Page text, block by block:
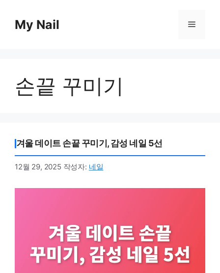
My Nail 메
손끝 꾸미기
겨울 데이트 손끝 꾸미기, 감성 네일 5선
12월 29, 2025 작성자: 네일